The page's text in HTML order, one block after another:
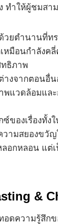
ทำให้ผู้ชมสา
ด้วยตำนานที่ท
หมือนกำลังค
ธิภาพ
งจากตอนอื่
พแวดล้อมแ
ซ์ของเรื่องทั้
ามสยองขวั
อกหลอน แต่
&
ดความรู้สึก